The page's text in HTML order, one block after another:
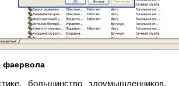
фаервола
большинство злоумышленников,